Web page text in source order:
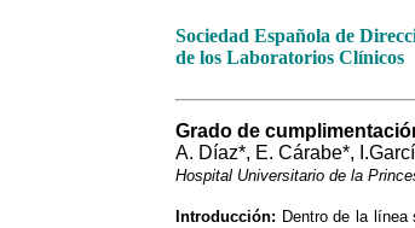
Sociedad Española de
de los Laboratorios Clínicos
Grado de
A. Díaz*, E. Cárabe*,
Hospital Universitario de la
Introducción: Dentro de la